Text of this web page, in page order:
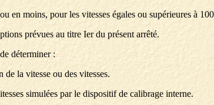
en moins, pour les vitesses égales ou supérieures à
prévues au titre Ier du présent arrêté.
déterminer :
la vitesse ou des vitesses.
simulées par le dispositif de calibrage interne.